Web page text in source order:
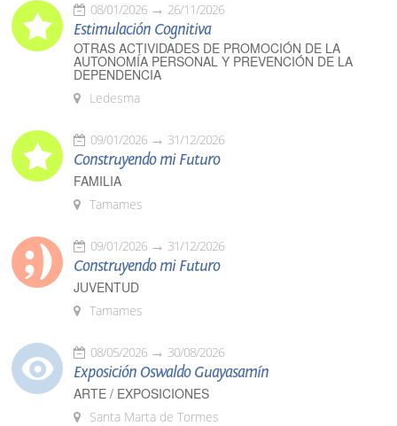
08/01/2026 26/11/2026
Estimulación Cognitiva
OTRAS ACTIVIDADES DE PROMOCIÓN DE LA
AUTONOMÍA PERSONAL Y PREVENCIÓN DE LA
DEPENDENCIA
Ledesma
09/01/2026 31/12/2026
Construyendo mi Futuro
FAMILIA
Tamames
09/01/2026 31/12/2026
Construyendo mi Futuro
JUVENTUD
Tamames
08/05/2026 30/08/2026
Exposición Oswaldo Guayasamín
ARTE / EXPOSICIONES
Santa Marta de Tormes